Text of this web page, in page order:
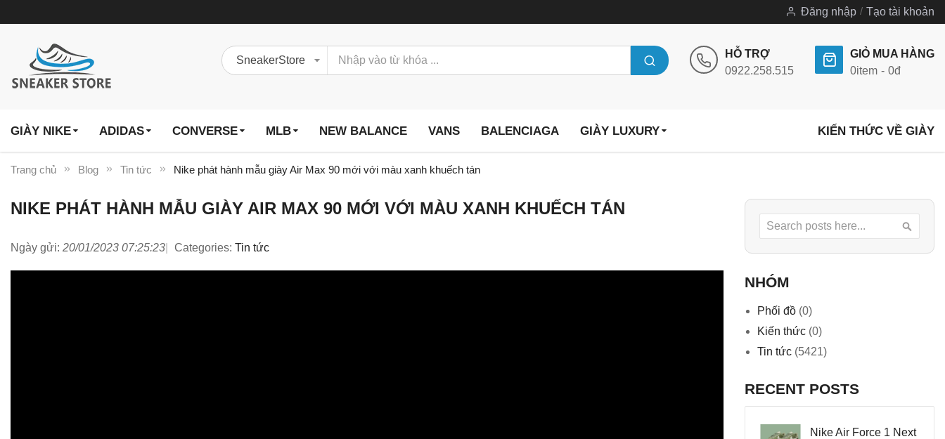
Đăng nhập Tạo tài khoản
HỖ TRỢ
0922.258.515
GIỎ MUA HÀNG
0item 0đ
GIÀY NIKE ADIDAS CONVERSE MLB NEW BALANCE VANS BALENCIAGA GIÀY LUXURY KIẾN THỨC VỀ GIÀY
Trang chủ Blog Tin tức Nike phát hành mẫu giày Air Max 90 mới với màu xanh khuếch tán
NIKE PHÁT HÀNH MẪU GIÀY AIR MAX 90 MỚI VỚI MÀU XANH KHUẾCH TÁN
Ngày gửi: 20/01/2023 07:25:23 Categories: Tin tức
Search
NHÓM
Phối đồ (0)
Kiến thức (0)
Tin tức (5421)
RECENT POSTS
Nike Air Force 1 Next